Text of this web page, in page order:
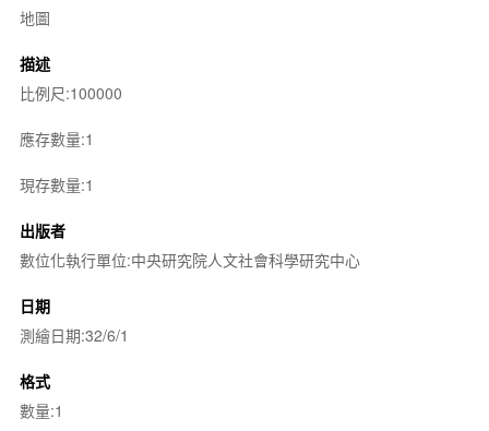
地圖
描述
比例尺:100000
應存數量:1
現存數量:1
出版者
數位化執行單位:中央研究院人文社會科學研究中心
日期
測繪日期:32/6/1
格式
數量:1